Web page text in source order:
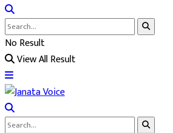
No Result
View All Result